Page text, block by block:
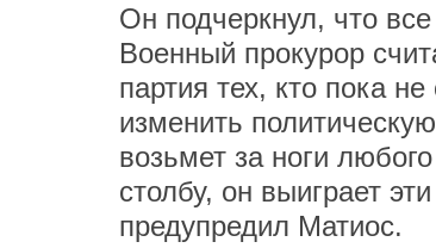
Он подчеркнул, что
Военный прокурор
партия тех, кто пока
изменить
возьмет за ноги
столбу, он выиграет
предупредил Матиос.